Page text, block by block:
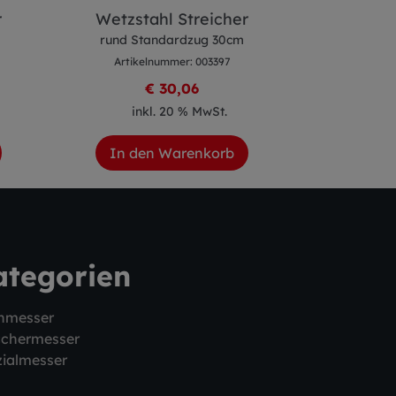
Wetzstahl Streicher
rund Standardzug 30cm
Artikelnummer: 003397
€ 30,06
inkl. 20 % MwSt.
In den Warenkorb